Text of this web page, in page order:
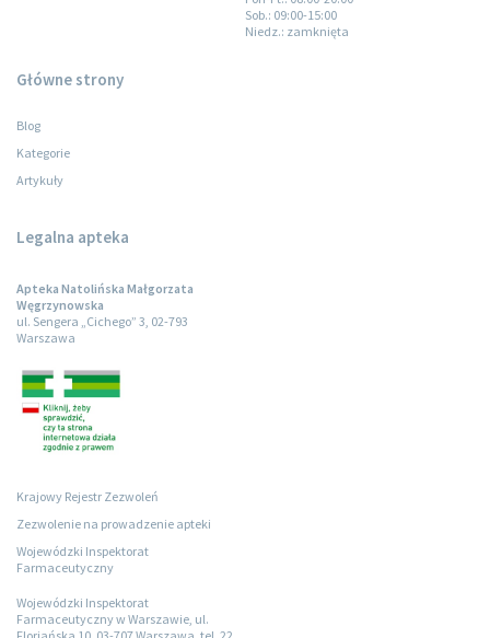
Sob.: 09:00-15:00
Niedz.: zamknięta
Główne strony
Blog
Kategorie
Artykuły
Legalna apteka
Apteka Natolińska Małgorzata
Węgrzynowska
ul. Sengera „Cichego” 3, 02-793
Warszawa
Krajowy Rejestr Zezwoleń
Zezwolenie na prowadzenie apteki
Wojewódzki Inspektorat
Farmaceutyczny
Wojewódzki Inspektorat
Farmaceutyczny w Warszawie, ul.